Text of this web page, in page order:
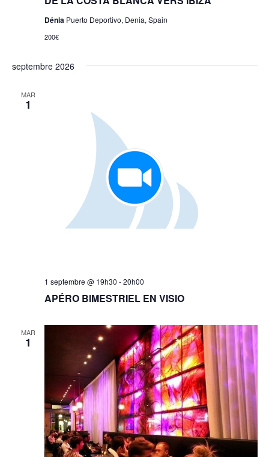
Dénia Puerto Deportivo, Denia, Spain
200€
septembre 2026
MAR
1
APÉRO BIMESTRIEL EN VISIO
1 septembre @ 19h30 -20h00
MAR
1